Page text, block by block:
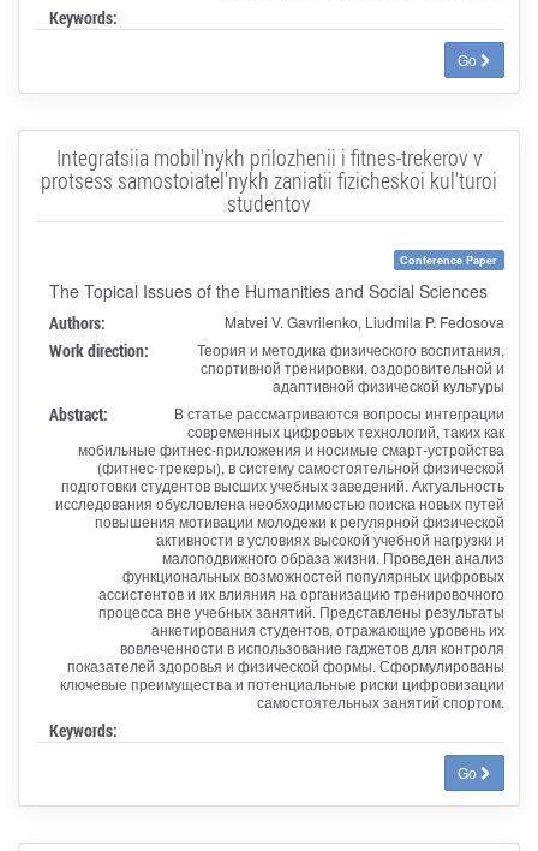
Keywords:
Go
Integratsiia mobil'nykh prilozhenii i fitnes-trekerov v
protsess samostoiatel'nykh zaniatii fizicheskoi kul'turoi
studentov
Conference Paper
The Topical Issues of the Humanities and Social Sciences
Authors: Matvei V. Gavrilenko, Liudmila P. Fedosova
Work direction:
Теория и методика физического воспитания,
спортивной тренировки, оздоровительной и
адаптивной физической культуры
Abstract:
В статье рассматриваются вопросы интеграции
современных цифровых технологий, таких как
мобильные фитнес-приложения и носимые смарт-устройства
(фитнес-трекеры), в систему самостоятельной физической
подготовки студентов высших учебных заведений. Актуальность
исследования обусловлена необходимостью поиска новых путей
повышения мотивации молодежи к регулярной физической
активности в условиях высокой учебной нагрузки и
малоподвижного образа жизни. Проведен анализ
функциональных возможностей популярных цифровых
ассистентов и их влияния на организацию тренировочного
процесса вне учебных занятий. Представлены результаты
анкетирования студентов, отражающие уровень их
вовлеченности в использование гаджетов для контроля
показателей здоровья и физической формы. Сформулированы
ключевые преимущества и потенциальные риски цифровизации
самостоятельных занятий спортом.
Keywords:
Go